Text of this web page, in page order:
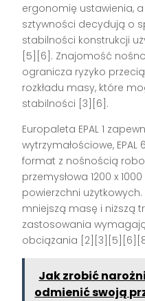
ergonomię ustawienia,
sztywności decydują o
stabilności konstrukcji
[5][6]. Znajomość
ogranicza ryzyko
rozkładu masy, które
stabilności [3][6].
Europaleta EPAL 1
wytrzymałościowe,
format z nośnością
przemysłowa 1200 x
powierzchni
mniejszą masę i niższą
zastosowania
obciążania
Jak zrobić
odmienić swoją